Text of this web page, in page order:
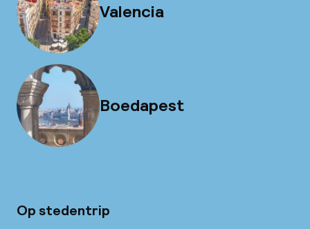
Valencia
Boedapest
Op stedentrip